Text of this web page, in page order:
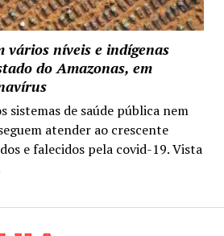
vários níveis e indígenas
do Amazonas, em
sistemas de saúde pública nem
atender ao crescente
e falecidos pela covid-19. Vista